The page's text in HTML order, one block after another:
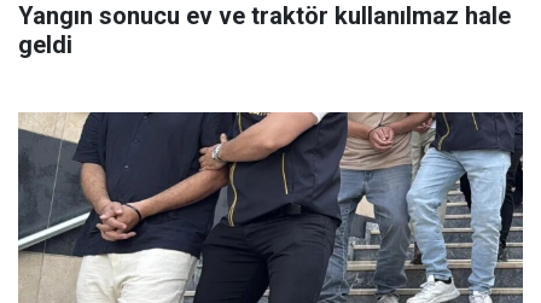
Yangın sonucu ev ve traktör kullanılmaz hale
geldi